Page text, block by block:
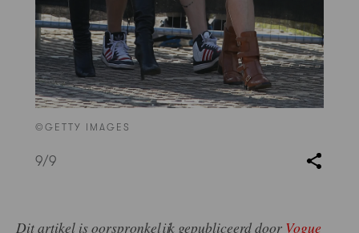
©GETTY IMAGES
9/9
Dit artikel is oorspronkelijk gepubliceerd door Vogue